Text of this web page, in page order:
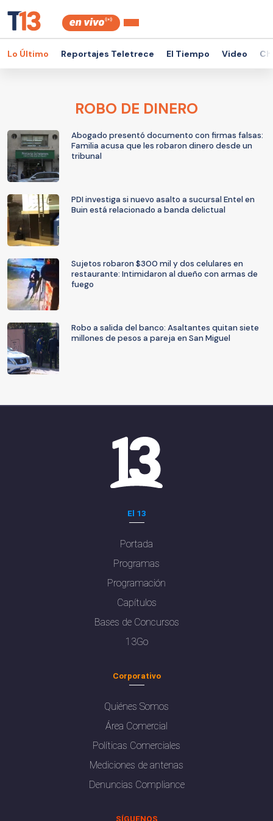
Lo Último Reportajes Teletrece El Tiempo Video
ROBO DE DINERO
Abogado presentó documento con firmas falsas:
Familia acusa que les robaron dinero desde un
tribunal
PDI investiga si nuevo asalto a sucursal Entel en
Buin está relacionado a banda delictual
Sujetos robaron $300 mil y dos celulares en
restaurante: Intimidaron al dueño con armas de
fuego
Robo a salida del banco: Asaltantes quitan siete
millones de pesos a pareja en San Miguel
El 13
Portada
Programas
Programación
Capítulos
Bases de Concursos
13Go
Corporativo
Quiénes Somos
Área Comercial
Políticas Comerciales
Mediciones de antenas
Denuncias Compliance
SÍGUENOS